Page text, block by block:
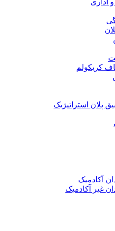
اداری
کریکولم
پلان استراتیژیک
آکادمیک
غیر آکادمیک